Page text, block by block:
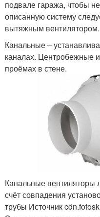
подвале гаража, чтобы
описанную систему
вытяжным
Канальные –
каналах. Центробежные
проёмах в стене.
Канальные вентиляторы
счёт совпадения
трубы Источник